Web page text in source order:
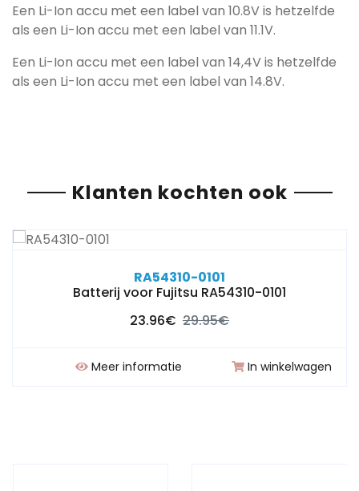
Een Li-Ion accu met een label van 10.8V is hetzelfde
als een Li-Ion accu met een label van 11.1V.
Een Li-Ion accu met een label van 14,4V is hetzelfde
als een Li-Ion accu met een label van 14.8V.
Klanten kochten ook
RA54310-0101
Batterij voor Fujitsu RA54310-0101
23.96€ 29.95€
Meer informatie In winkelwagen